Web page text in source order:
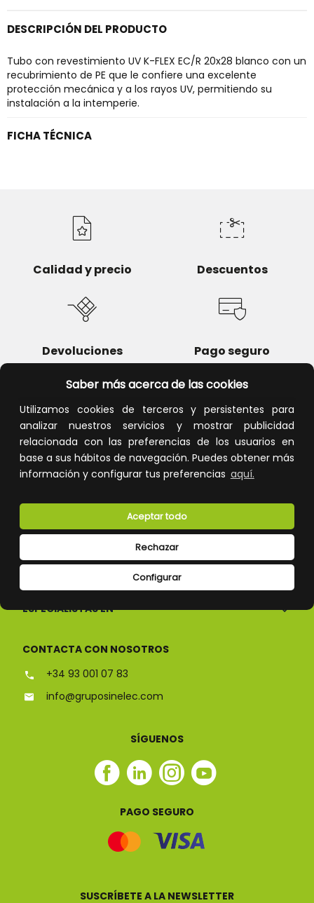
Saber más acerca de las cookies
Utilizamos cookies de terceros y persistentes para
analizar nuestros servicios y mostrar publicidad
relacionada con las preferencias de los usuarios en
base a sus hábitos de navegación. Puedes obtener más
información y configurar tus preferencias aquí.
Configurar
Rechazar
Aceptar todo
DESCRIPCIÓN DEL PRODUCTO
Tubo con revestimiento UV K-FLEX EC/R 20x28 blanco con un
recubrimiento de PE que le confiere una excelente
protección mecánica y a los rayos UV, permitiendo su
instalación a la intemperie.
FICHA TÉCNICA
Calidad y precio Descuentos
Devoluciones Pago seguro
Atención al cliente
CONÓCENOS
ESPECIALISTAS EN
CONTACTA CON NOSOTROS
+34 93 001 07 83
info@gruposinelec.com
SÍGUENOS
Facebook
Linkedin
Instagram
Youtube
PAGO SEGURO
SUSCRÍBETE A LA NEWSLETTER